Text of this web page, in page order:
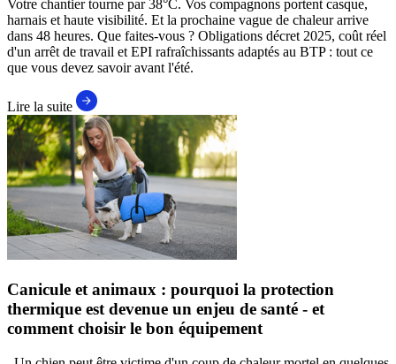
Votre chantier tourne par 38°C. Vos compagnons portent casque,
harnais et haute visibilité. Et la prochaine vague de chaleur arrive
dans 48 heures. Que faites-vous ? Obligations décret 2025, coût réel
d'un arrêt de travail et EPI rafraîchissants adaptés au BTP : tout ce
que vous devez savoir avant l'été.
Lire la suite
Canicule et animaux : pourquoi la protection
thermique est devenue un enjeu de santé - et
comment choisir le bon équipement